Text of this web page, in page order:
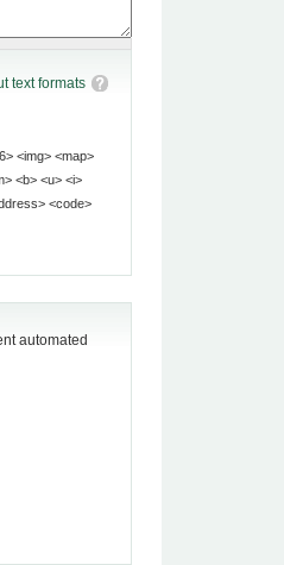
text formats
automated